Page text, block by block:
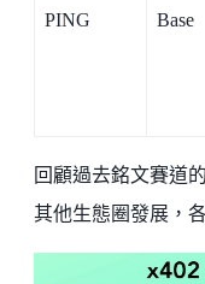
PING Base
回顧過去銘文賽道
其他生態圈發展，